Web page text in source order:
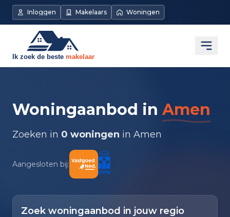
Inloggen Makelaars Woningen
Woningaanbod in Amen
Zoeken in 0 woningen in Amen
Aangesloten bij:
Zoek woningaanbod in jouw regio